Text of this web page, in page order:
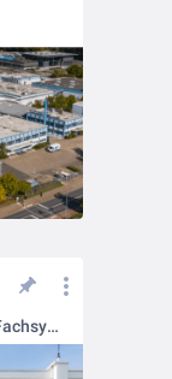
🌟 INNOVATIVES BAUEN – Triflex Fachsymposien Frühjahr 2025 🌟